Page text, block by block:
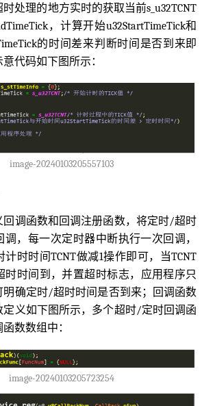
处理的地方实时的获取当前s_u32TCNT
，计算开始u32StartTimeTick和
的时间差来判断时间是否到来即
代码如下图所示：
image-20240103205557103
回调函数和回调注册函数，将定时/超时
调，每一次定时器中断执行一次回调，
时时间TCNT做减1操作即可，当TCNT
时时间到，并置超时标志，应用程序只
明确定时/超时时间是否到来；回调函数
定义如下图所示，多个超时/定时回调函
数数组中：
image-20240103205723254